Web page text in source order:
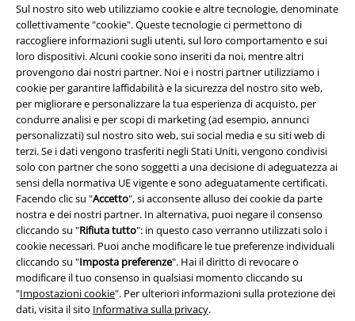
Sul nostro sito web utilizziamo cookie e altre tecnologie, denominate
collettivamente "cookie". Queste tecnologie ci permettono di
raccogliere informazioni sugli utenti, sul loro comportamento e sui
loro dispositivi. Alcuni cookie sono inseriti da noi, mentre altri
provengono dai nostri partner. Noi e i nostri partner utilizziamo i
cookie per garantire laffidabilità e la sicurezza del nostro sito web,
per migliorare e personalizzare la tua esperienza di acquisto, per
condurre analisi e per scopi di marketing (ad esempio, annunci
personalizzati) sul nostro sito web, sui social media e su siti web di
terzi. Se i dati vengono trasferiti negli Stati Uniti, vengono condivisi
solo con partner che sono soggetti a una decisione di adeguatezza ai
sensi della normativa UE vigente e sono adeguatamente certificati.
Facendo clic su "Accetto", si acconsente alluso dei cookie da parte
nostra e dei nostri partner. In alternativa, puoi negare il consenso
cliccando su "Rifiuta tutto": in questo caso verranno utilizzati solo i
cookie necessari. Puoi anche modificare le tue preferenze individuali
cliccando su "Imposta preferenze". Hai il diritto di revocare o
modificare il tuo consenso in qualsiasi momento cliccando su
"Impostazioni cookie". Per ulteriori informazioni sulla protezione dei
dati, visita il sito Informativa sulla privacy.
Info legali
Termini & Condizioni
Redazione
Legge sulla Privacy
Smaltimento rifiuti e protezione dell’ambiente
Dichiarazione di Conformità